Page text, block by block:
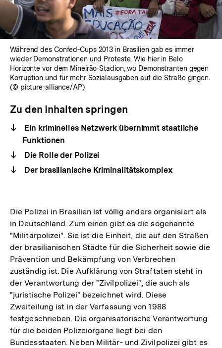
Während des Confed-Cups 2013 in Brasilien gab es immer
wieder Demonstrationen und Proteste. Wie hier in Belo
Horizonte vor dem Mineirão-Stadion, wo Demonstranten gegen
Korruption und für mehr Sozialausgaben auf die Straße gingen.
(© picture-alliance/AP)
Zu den Inhalten springen
Ein kriminelles Netzwerk übernimmt staatliche
Funktionen
Die Rolle der Polizei
Der brasilianische Kriminalitätskomplex
Die Polizei in Brasilien ist völlig anders organisiert als
in Deutschland. Zum einen gibt es die sogenannte
"Militärpolizei". Sie ist die Einheit, die auf den Straßen
der brasilianischen Städte für die Sicherheit sowie die
Prävention und Bekämpfung von Verbrechen
zuständig ist. Die Aufklärung von Straftaten steht in
der Verantwortung der "Zivilpolizei", die auch als
"juristische Polizei" bezeichnet wird. Diese
Zweiteilung ist in der Verfassung von 1988
festgeschrieben. Die organisatorische Verantwortung
für die beiden Polizeiorgane liegt bei den
Bundesstaaten. Neben Militär- und Zivilpolizei gibt es